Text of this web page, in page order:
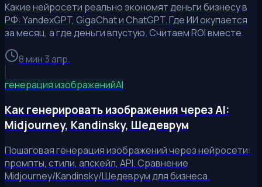
Какие нейросети реально экономят деньги бизнесу в
РФ: YandexGPT, GigaChat и ChatGPT. Где ИИ окупается
за месяц, а где деньги впустую. Считаем ROI вместе.
8 мин·3 апр.
генерация изображенийAI
Как генерировать изображения через AI:
Midjourney, Kandinsky, Шедеврум
Пошаговая генерация изображений через нейросети:
промпты, стили, апскейл, API. Сравнение
Midjourney/Kandinsky/Шедеврум для бизнеса.